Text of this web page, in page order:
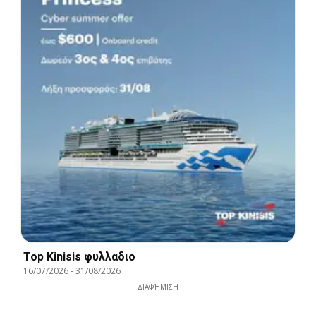
Top Kinisis φυλλαδιο
16/07/2026-31/08/2026
ΔΙΑΦΉΜΙΣΗ